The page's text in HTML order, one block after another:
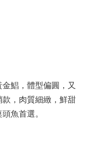
鯧，體型偏圓，又
，肉質細緻，鮮甜
魚首選。